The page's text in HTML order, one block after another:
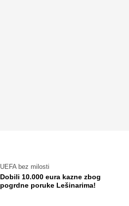
UEFA bez milosti
Dobili 10.000 eura kazne zbog
pogrdne poruke Lešinarima!